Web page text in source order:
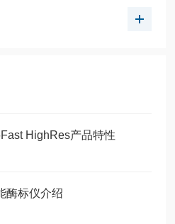
HighRes产品特性
酶标仪介绍